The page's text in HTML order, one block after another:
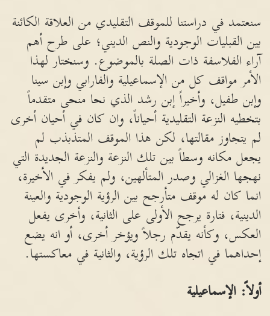
سنعتمد في دراستنا للموقف التقليدي من العلاقة الكائنة
بين القبليات الوجودية والنص الديني؛ على طرح أهم
آراء الفلاسفة ذات الصلة بالموضوع. وسنختار لهذا
الأمر مواقف كل من الإسماعيلية والفارابي وإبن سينا
وإبن طفيل، وأخيراً إبن رشد الذي نحا منحى متقدماً
بتخطيه النزعة التقليدية أحياناً، وان كان في أحيان أخرى
لم يتجاوز مقالتها، لكن هذا الموقف المتذبذب لم
يجعل مكانه وسطاً بين تلك النزعة والنزعة الجديدة التي
نهجها الغزالي وصدر المتألهين، ولم يفكر في الأخيرة،
انما كان له موقف متأرجح بين الرؤية الوجودية والعينة
الدينية، فتارة يرجح الأولى على الثانية، وأخرى يفعل
العكس، وكأنه يقدّم رجلاً ويؤخر أخرى، أو انه يضع
إحداهما في اتجاه تلك الرؤية، والثانية في معاكستها.
أولاً: الإسماعيلية